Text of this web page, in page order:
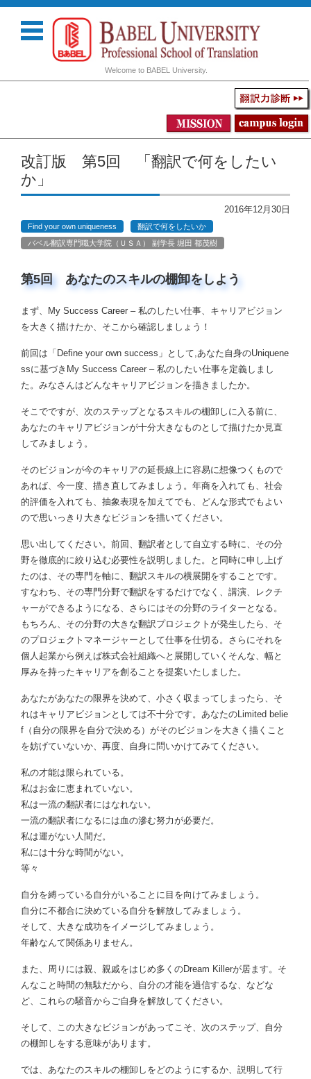
Welcome to BABEL University.
コンテンツに移動
改訂版 第5回 「翻訳で何をしたい
か」
2016年12月30日
Find your own uniqueness
翻訳で何をしたいか
バベル翻訳専門職大学院（ＵＳＡ） 副学長 堀田 都茂樹
第5回 あなたのスキルの棚卸をしよう
まず、My Success Career – 私のしたい仕事、キャリアビジョン
を大きく描けたか、そこから確認しましょう！
前回は「Define your own success」として,あなた自身のUniquene
ssに基づきMy Success Career – 私のしたい仕事を定義しまし
た。みなさんはどんなキャリアビジョンを描きましたか。
そこでですが、次のステップとなるスキルの棚卸しに入る前に、
あなたのキャリアビジョンが十分大きなものとして描けたか見直
してみましょう。
そのビジョンが今のキャリアの延長線上に容易に想像つくもので
あれば、今一度、描き直してみましょう。年商を入れても、社会
的評価を入れても、抽象表現を加えてでも、どんな形式でもよい
ので思いっきり大きなビジョンを描いてください。
思い出してください。前回、翻訳者として自立する時に、その分
野を徹底的に絞り込む必要性を説明しました。と同時に申し上げ
たのは、その専門を軸に、翻訳スキルの横展開をすることです。
すなわち、その専門分野で翻訳をするだけでなく、講演、レクチ
ャーができるようになる、さらにはその分野のライターとなる。
もちろん、その分野の大きな翻訳プロジェクトが発生したら、そ
のプロジェクトマネージャーとして仕事を仕切る。さらにそれを
個人起業から例えば株式会社組織へと展開していくそんな、幅と
厚みを持ったキャリアを創ることを提案いたしました。
あなたがあなたの限界を決めて、小さく収まってしまったら、そ
れはキャリアビジョンとしては不十分です。あなたのLimited belie
f（自分の限界を自分で決める）がそのビジョンを大きく描くこと
を妨げていないか、再度、自身に問いかけてみてください。
私の才能は限られている。
私はお金に恵まれていない。
私は一流の翻訳者にはなれない。
一流の翻訳者になるには血の滲む努力が必要だ。
私は運がない人間だ。
私には十分な時間がない。
等々
自分を縛っている自分がいることに目を向けてみましょう。
自分に不都合に決めている自分を解放してみましょう。
そして、大きな成功をイメージしてみましょう。
年齢なんて関係ありません。
また、周りには親、親戚をはじめ多くのDream Killerが居ます。そ
んなこと時間の無駄だから、自分の才能を過信するな、などな
ど、これらの騒音からご自身を解放してください。
そして、この大きなビジョンがあってこそ、次のステップ、自分
の棚卸しをする意味があります。
では、あなたのスキルの棚卸しをどのようにするか、説明して行